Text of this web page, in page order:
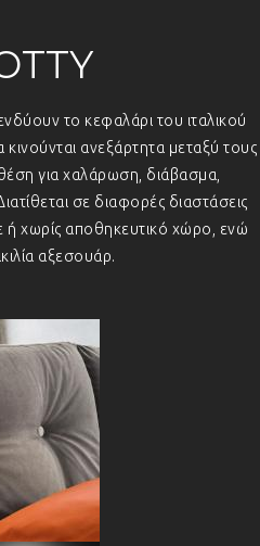
το κεφαλάρι του ιταλικού
ανεξάρτητα μεταξύ τους
για χαλάρωση, διάβασμα,
σε διαφορές διαστάσεις
ή χωρίς αποθηκευτικό χώρο, ενώ
αξεσουάρ.